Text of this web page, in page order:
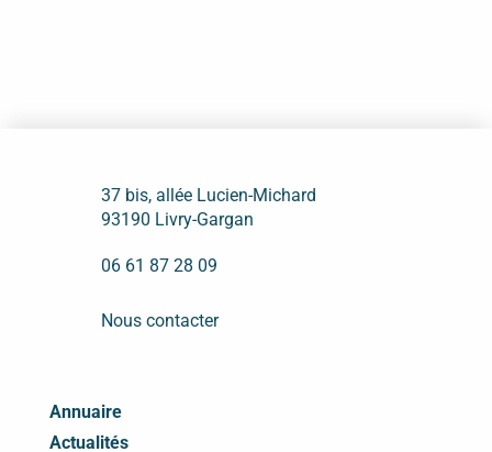
37 bis, allée Lucien-Michard
93190 Livry-Gargan
06 61 87 28 09
Nous contacter
Annuaire
Actualités